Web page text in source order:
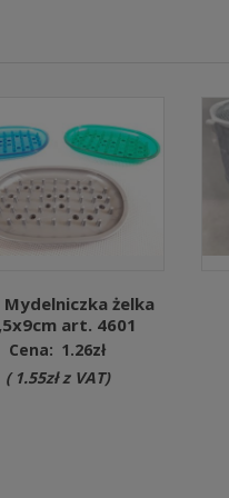
Mydelniczka żelka
art. 4601
Cena: 1.26zł
( 1.55złz VAT)